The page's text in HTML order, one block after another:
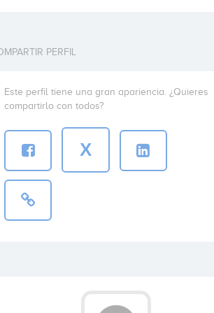
PERFIL
Este perfil tiene una gran apariencia. ¿Quieres
compartirlo con todos?
X